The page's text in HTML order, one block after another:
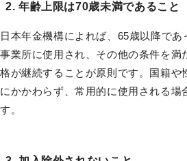
2. 年齢上限は70歳未満であること
日本年金機構によれば、65歳以降であ
事業所に使用され、その他の条件を満
格が継続することが原則です。国籍や
にかかわらず、常用的に使用される場
す。